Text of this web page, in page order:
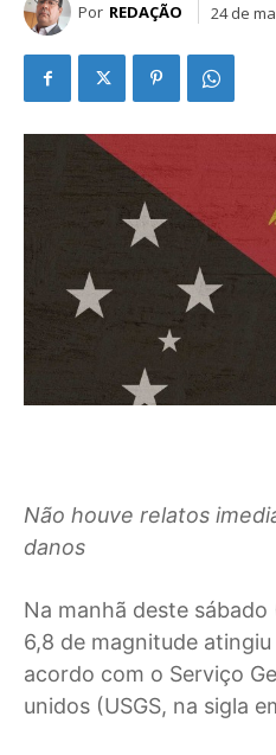
Por REDAÇÃO 24 de
Não houve relatos
danos
Na manhã deste
6,8 de magnitude
acordo com o Serviço
unidos (USGS, na sigla